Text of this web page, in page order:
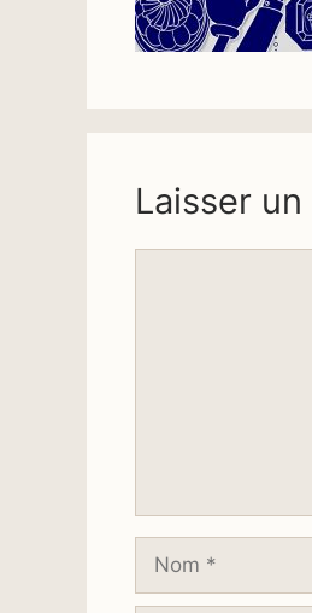
Laisser
Nom